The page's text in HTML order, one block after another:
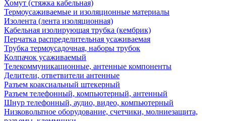
Хомут (стяжка кабельная)
Термоусаживаемые и изоляционные материалы
Изолента (лента изоляционная)
Кабельная изолирующая трубка (кембрик)
Перчатка распределительная усаживаемая
Трубка термоусадочная, наборы трубок
Колпачок усаживаемый
Телекоммуникационные, антенные компоненты
Делители, ответвители антенные
Разъем коаксиальный штекерный
Разъем телефонный, компьютерный, антенный
Шнур телефонный, аудио, видео, компьютерный
Низковольтное оборудование, счетчики, молниезащита,